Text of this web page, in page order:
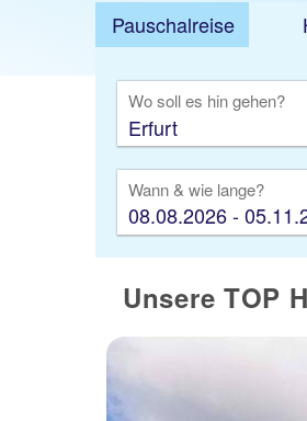
Pauschalreise
Wo soll es hin gehen?
Wann & wie lange?
08.08.2026 -
Unsere TOP